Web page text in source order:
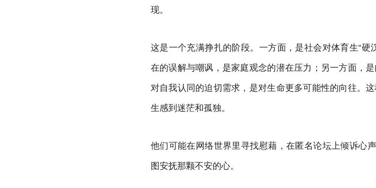
现。
这是一个充满挣扎的阶段。一方面，是社会对体育生“硬
在的误解与嘲讽，是家庭观念的潜在压力；另一方面，
对自我认同的迫切需求，是对生命更多可能性的向往。
生感到迷茫和孤独。
他们可能在网络世界里寻找慰藉，在匿名论坛上倾诉心
图安抚那颗不安的心。